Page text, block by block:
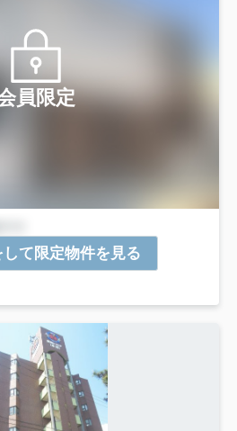
員限定
て限定物件を見る